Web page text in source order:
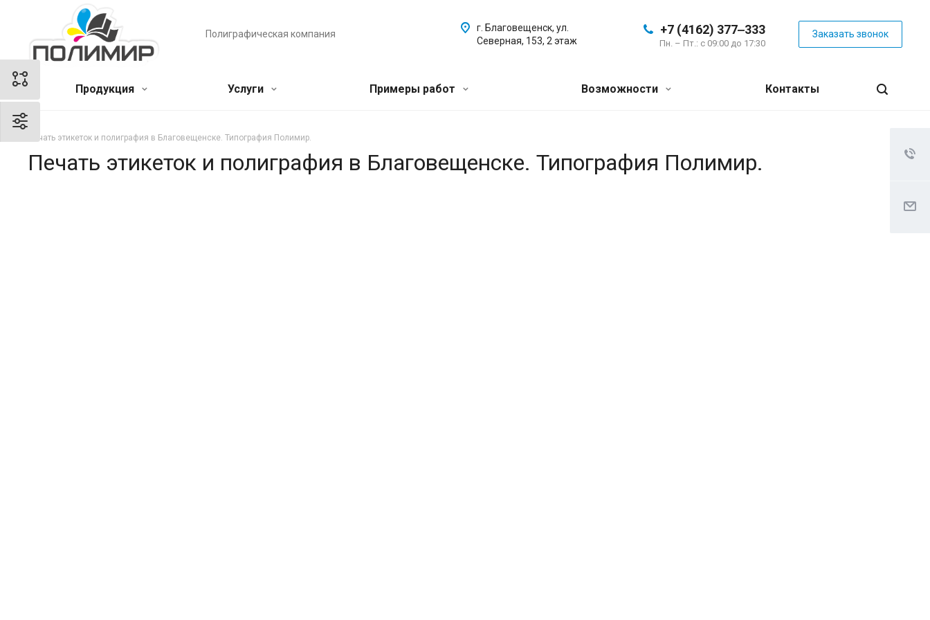
Полиграфическая компания +7 (4162) 377‒333
Пн. – Пт.: с 09:00 до 17:30
Заказать звонок
г. Благовещенск, ул.
Северная, 153, 2 этаж
Продукция Услуги Примеры работ Возможности Контакты
Печать этикеток и полиграфия в Благовещенске. Типография Полимир.
Печать этикеток и полиграфия в Благовещенске. Типография Полимир.